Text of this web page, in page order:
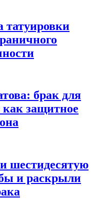
татуировки
брак для
защитное
шестидесятую
и раскрыли